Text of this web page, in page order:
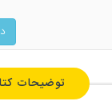
توضیحات